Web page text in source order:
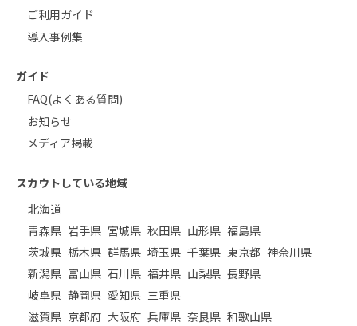
ご利用ガイド
導入事例集
ガイド
FAQ(よくある質問)
お知らせ
メディア掲載
スカウトしている地域
北海道
青森県 岩手県 宮城県 秋田県 山形県 福島県
茨城県 栃木県 群馬県 埼玉県 千葉県 東京都 神奈川県
新潟県 富山県 石川県 福井県 山梨県 長野県
岐阜県 静岡県 愛知県 三重県
滋賀県 京都府 大阪府 兵庫県 奈良県 和歌山県